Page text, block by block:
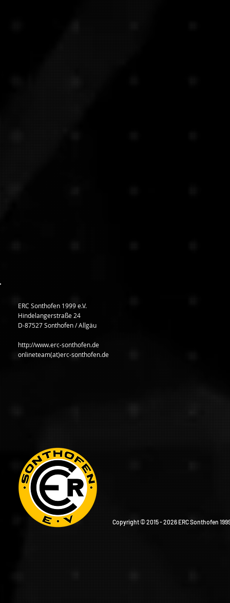
ERC Sonthofen 1999 e.V.
Hindelangerstraße 24
D-87527 Sonthofen / Allgäu
http://www.erc-sonthofen.de
onlineteam(at)erc-sonthofen.de
Copyright © 2015 - 2026 ERC Sonthofen